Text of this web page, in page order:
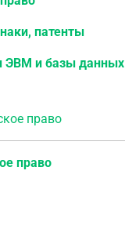
патенты
ЭВМ и базы данных
право
право